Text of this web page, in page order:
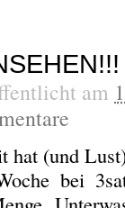
am
hat (und
bei